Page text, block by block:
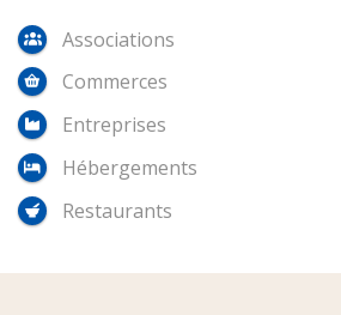
Associations
Commerces
Entreprises
Hébergements
Restaurants